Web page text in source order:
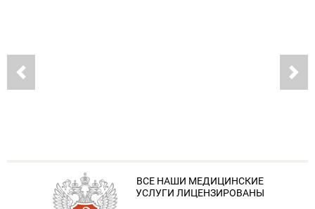
ВСЕ НАШИ МЕДИЦИНСКИЕ
УСЛУГИ ЛИЦЕНЗИРОВАНЫ